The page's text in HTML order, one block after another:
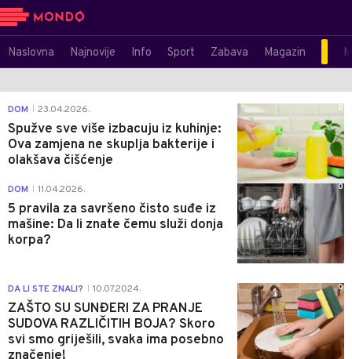
Naslovna Najnovije Info Sport Zabava Magazin
DOM 23.04.2026.
Spužve sve više izbacuju iz kuhinje:
Ova zamjena ne skuplja bakterije i
olakšava čišćenje
0
DOM 11.04.2026.
5 pravila za savršeno čisto suđe iz
mašine: Da li znate čemu služi donja
korpa?
0
DA LI STE ZNALI? 10.07.2024.
ZAŠTO SU SUNĐERI ZA PRANJE
SUDOVA RAZLIČITIH BOJA? Skoro
svi smo griješili, svaka ima posebno
značenje!
0